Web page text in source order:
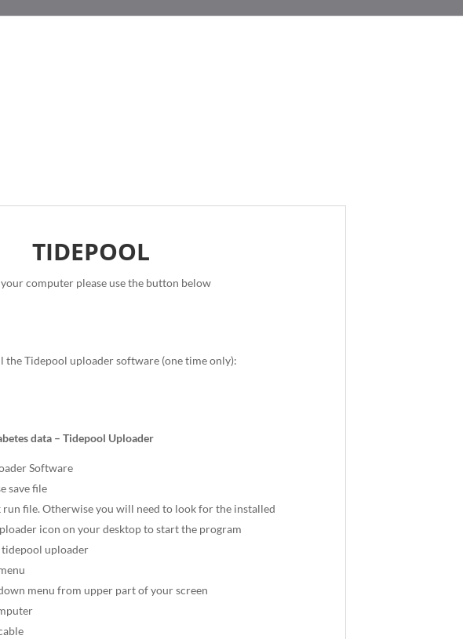
TIDEPOOL
computer please use the button below
the Tidepool uploader software (one time only):
data – Tidepool Uploader
Software
save file
run file. Otherwise you will need to look for the installed
icon on your desktop to start the program
uploader
menu from upper part of your screen